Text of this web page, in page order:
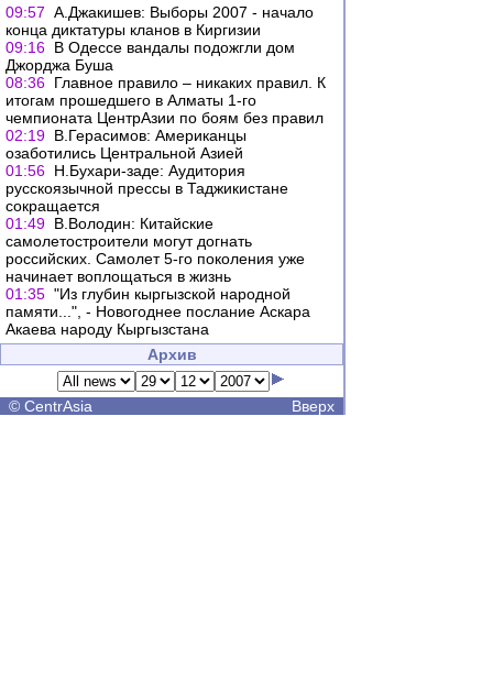
09:57 А.Джакишев: Выборы 2007 - начало
конца диктатуры кланов в Киргизии
09:16 В Одессе вандалы подожгли дом
Джорджа Буша
08:36 Главное правило – никаких правил. К
итогам прошедшего в Алматы 1-го
чемпионата ЦентрАзии по боям без правил
02:19 В.Герасимов: Американцы
озаботились Центральной Азией
01:56 Н.Бухари-заде: Аудитория
русскоязычной прессы в Таджикистане
сокращается
01:49 В.Володин: Китайские
самолетостроители могут догнать
российских. Самолет 5-го поколения уже
начинает воплощаться в жизнь
01:35 "Из глубин кыргызской народной
памяти...", - Новогоднее послание Аскара
Акаева народу Кыргызстана
Архив
© CentrAsia Вверх